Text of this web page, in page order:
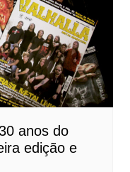
anos do
edição e